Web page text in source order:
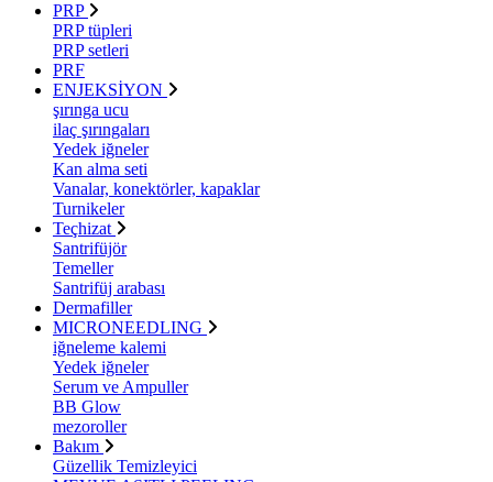
PRP
PRP tüpleri
PRP setleri
PRF
ENJEKSİYON
şırınga ucu
ilaç şırıngaları
Yedek iğneler
Kan alma seti
Vanalar, konektörler, kapaklar
Turnikeler
Teçhizat
Santrifüjör
Temeller
Santrifüj arabası
Dermafiller
MICRONEEDLING
iğneleme kalemi
Yedek iğneler
Serum ve Ampuller
BB Glow
mezoroller
Bakım
Güzellik Temizleyici